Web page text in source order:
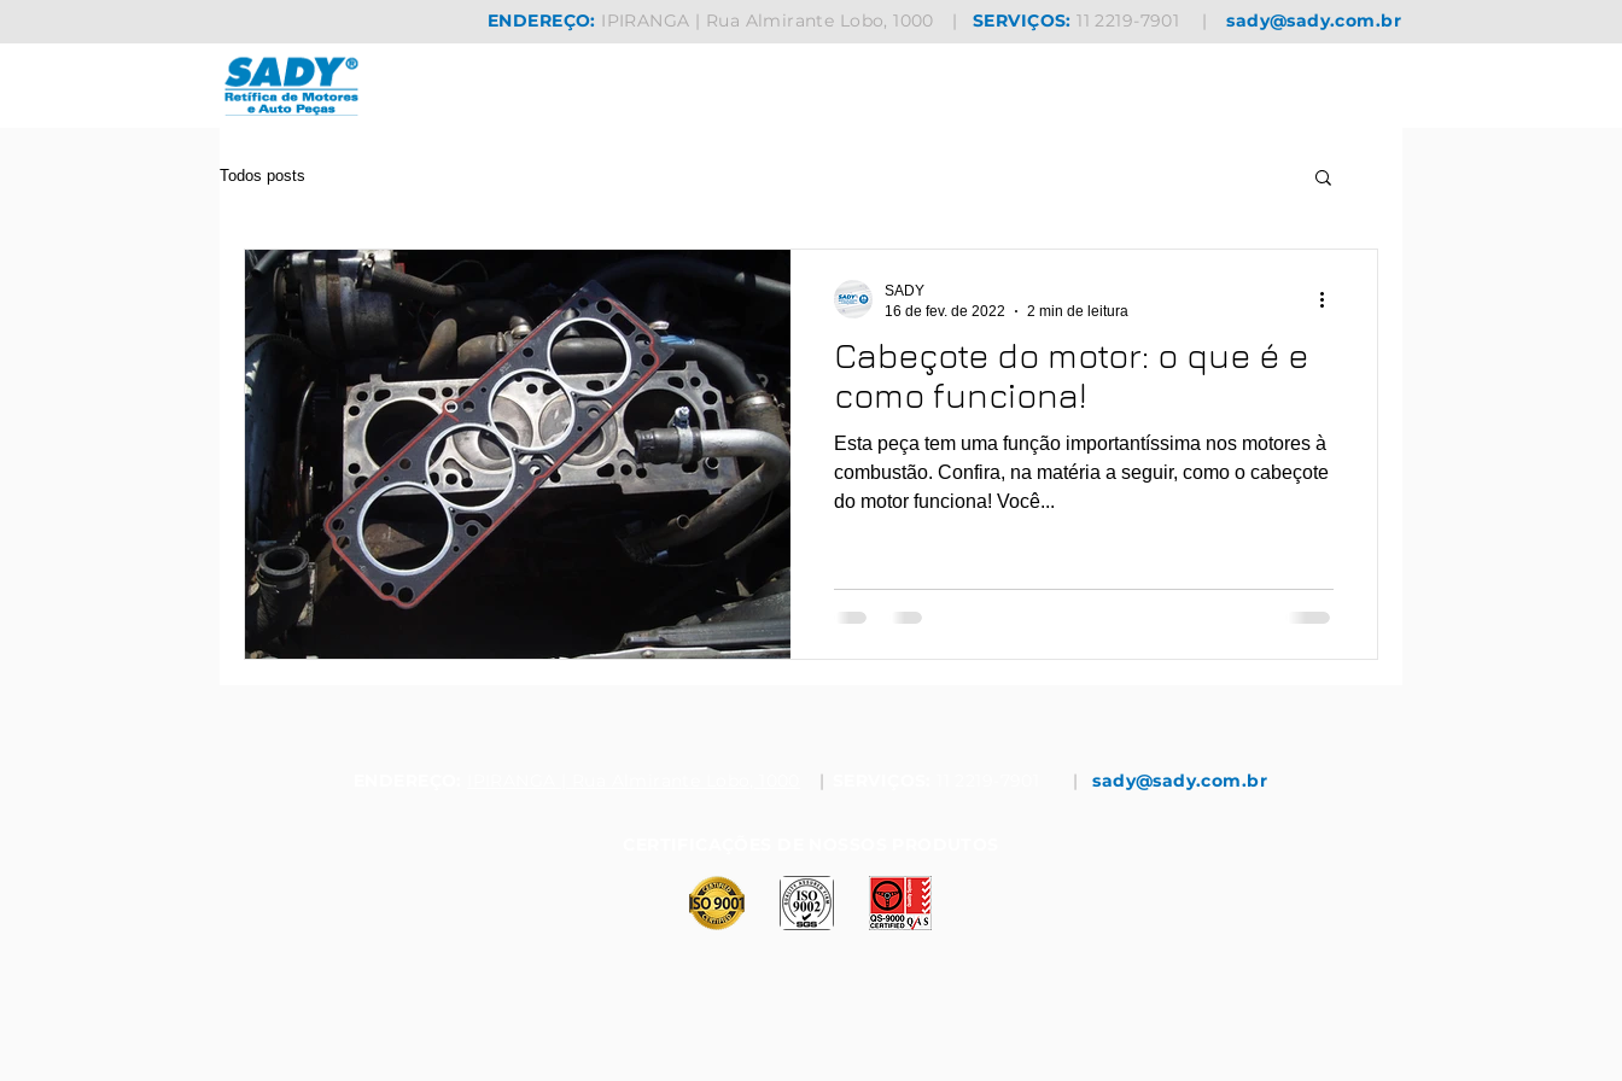
ENDEREÇO: IPIRANGA | Rua Almirante Lobo, 1000 | SERVIÇOS: 11 2219-7901 | sady@sady.com.br
Todos posts
Cabeçote do motor: o que é e
como funciona!
Esta peça tem uma função importantíssima nos motores à
combustão. Confira, na matéria a seguir, como o cabeçote
do motor funciona! Você...
SADY
16 de fev. de 2022
2 min de leitura
| | sady@sady.com.br